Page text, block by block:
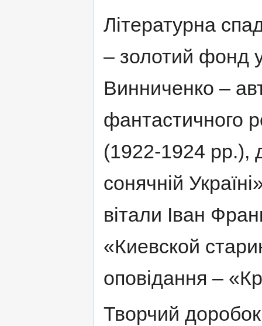
Літературна
– золотий фонд
Винниченко –
фантастичного
(1922-1924 рр.),
сонячній
вітали Іван
«Киевской
оповідання –
Творчий